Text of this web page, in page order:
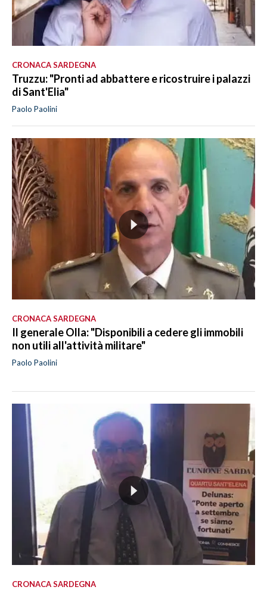
CRONACA SARDEGNA
Truzzu: "Pronti ad abbattere e ricostruire i palazzi
di Sant'Elia"
Paolo Paolini
CRONACA SARDEGNA
Il generale Olla: "Disponibili a cedere gli immobili
non utili all'attività militare"
Paolo Paolini
CRONACA SARDEGNA